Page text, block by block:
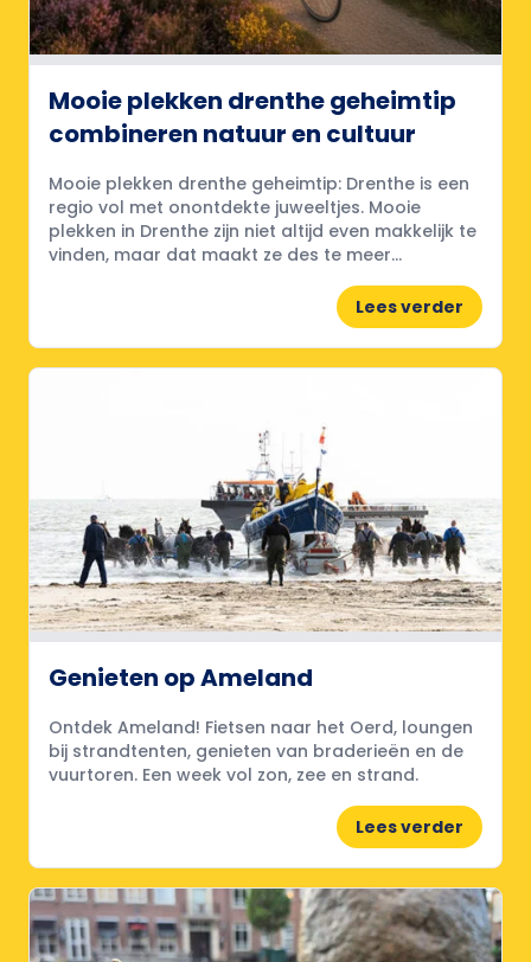
Mooie plekken drenthe geheimtip
combineren natuur en cultuur
Mooie plekken drenthe geheimtip: Drenthe is een
regio vol met onontdekte juweeltjes. Mooie
plekken in Drenthe zijn niet altijd even makkelijk te
vinden, maar dat maakt ze des te meer...
Lees verder
Genieten op Ameland
Ontdek Ameland! Fietsen naar het Oerd, loungen
bij strandtenten, genieten van braderieën en de
vuurtoren. Een week vol zon, zee en strand.
Lees verder